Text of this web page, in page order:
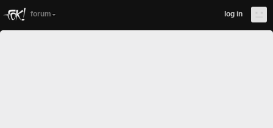
forum log in